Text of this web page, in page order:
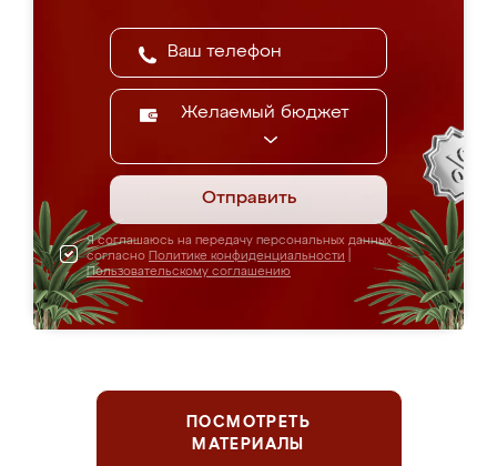
Желаемый бюджет
Отправить
Я соглашаюсь на передачу персональных данных
согласно Политике конфиденциальности
Пользовательскому соглашению
ПОСМОТРЕТЬ
МАТЕРИАЛЫ